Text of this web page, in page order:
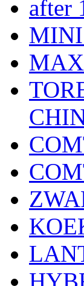
after